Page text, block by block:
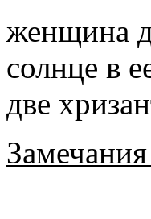
женщина
солнце в
две